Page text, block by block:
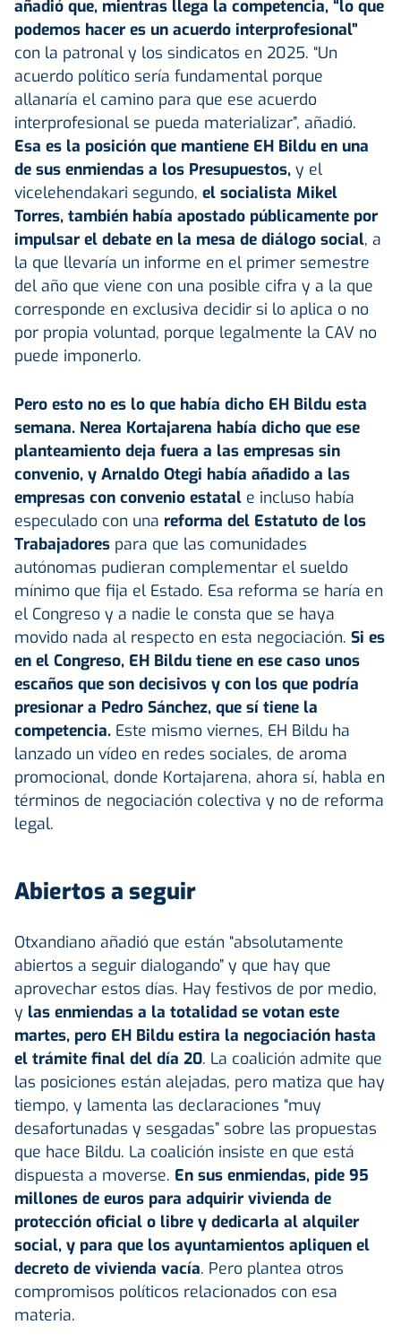
añadió que, mientras llega la competencia, “lo que
podemos hacer es un acuerdo interprofesional”
con la patronal y los sindicatos en 2025. “Un
acuerdo político sería fundamental porque
allanaría el camino para que ese acuerdo
interprofesional se pueda materializar”, añadió.
Esa es la posición que mantiene EH Bildu en una
de sus enmiendas a los Presupuestos, y el
vicelehendakari segundo, el socialista Mikel
Torres, también había apostado públicamente por
impulsar el debate en la mesa de diálogo social, a
la que llevaría un informe en el primer semestre
del año que viene con una posible cifra y a la que
corresponde en exclusiva decidir si lo aplica o no
por propia voluntad, porque legalmente la CAV no
puede imponerlo.
Pero esto no es lo que había dicho EH Bildu esta
semana. Nerea Kortajarena había dicho que ese
planteamiento deja fuera a las empresas sin
convenio, y Arnaldo Otegi había añadido a las
empresas con convenio estatal e incluso había
especulado con una reforma del Estatuto de los
Trabajadores para que las comunidades
autónomas pudieran complementar el sueldo
mínimo que fija el Estado. Esa reforma se haría en
el Congreso y a nadie le consta que se haya
movido nada al respecto en esta negociación. Si es
en el Congreso, EH Bildu tiene en ese caso unos
escaños que son decisivos y con los que podría
presionar a Pedro Sánchez, que sí tiene la
competencia. Este mismo viernes, EH Bildu ha
lanzado un vídeo en redes sociales, de aroma
promocional, donde Kortajarena, ahora sí, habla en
términos de negociación colectiva y no de reforma
legal.
Abiertos a seguir
Otxandiano añadió que están “absolutamente
abiertos a seguir dialogando” y que hay que
aprovechar estos días. Hay festivos de por medio,
y las enmiendas a la totalidad se votan este
martes, pero EH Bildu estira la negociación hasta
el trámite final del día 20. La coalición admite que
las posiciones están alejadas, pero matiza que hay
tiempo, y lamenta las declaraciones “muy
desafortunadas y sesgadas” sobre las propuestas
que hace Bildu. La coalición insiste en que está
dispuesta a moverse. En sus enmiendas, pide 95
millones de euros para adquirir vivienda de
protección oficial o libre y dedicarla al alquiler
social, y para que los ayuntamientos apliquen el
decreto de vivienda vacía. Pero plantea otros
compromisos políticos relacionados con esa
materia.